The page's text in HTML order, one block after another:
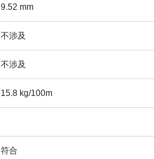
9.52 mm
不涉及
不涉及
15.8 kg/100m
符合